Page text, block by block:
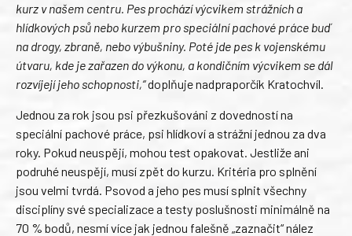
kurz v našem centru. Pes prochází výcvikem strážních a
hlídkových psů nebo kurzem pro speciální pachové práce buď
na drogy, zbraně, nebo výbušniny. Poté jde pes k vojenskému
útvaru, kde je zařazen do výkonu, a kondičním výcvikem se dál
rozvíjejí jeho schopnosti,“doplňuje nadpraporčík Kratochvíl.
Jednou za rok jsou psi přezkušováni z dovedností na
speciální pachové práce, psi hlídkoví a strážní jednou za dva
roky. Pokud neuspějí, mohou test opakovat. Jestliže ani
podruhé neuspějí, musí zpět do kurzu. Kritéria pro splnění
jsou velmi tvrdá. Psovod a jeho pes musí splnit všechny
disciplíny své specializace a testy poslušnosti minimálně na
70 % bodů, nesmí více jak jednou falešně „zaznačit“ nález